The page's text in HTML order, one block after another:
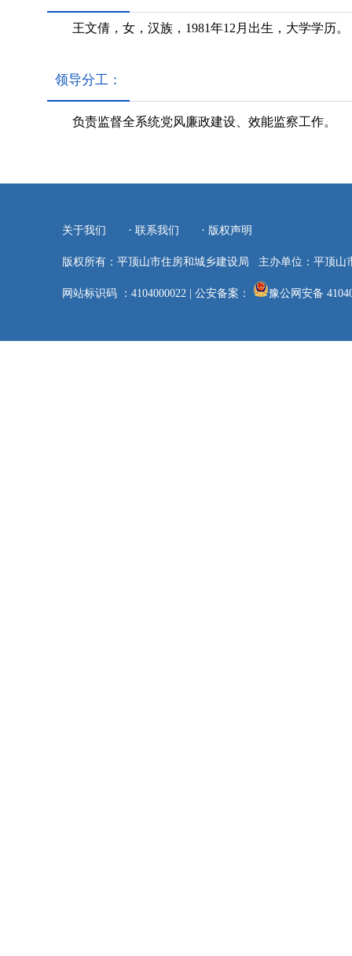
王文倩，女，汉族，1981年12月出生，大学学历。
领导分工：
负责监督全系统党风廉政建设、效能监察工作。
关于我们 · 联系我们 · 版权声明
版权所有：平顶山市住房和城乡建设局 主办单位：平顶山
网站标识码 ：4104000022| 公安备案： 豫公网安备